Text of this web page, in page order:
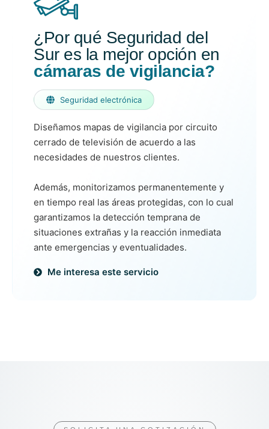
¿Por qué Seguridad del
Sur es la mejor opción en
cámaras de vigilancia?
Seguridad electrónica
Diseñamos mapas de vigilancia por circuito
cerrado de televisión de acuerdo a las
necesidades de nuestros clientes.
Además, monitorizamos permanentemente y
en tiempo real las áreas protegidas, con lo cual
garantizamos la detección temprana de
situaciones extrañas y la reacción inmediata
ante emergencias y eventualidades.
Me interesa este servicio